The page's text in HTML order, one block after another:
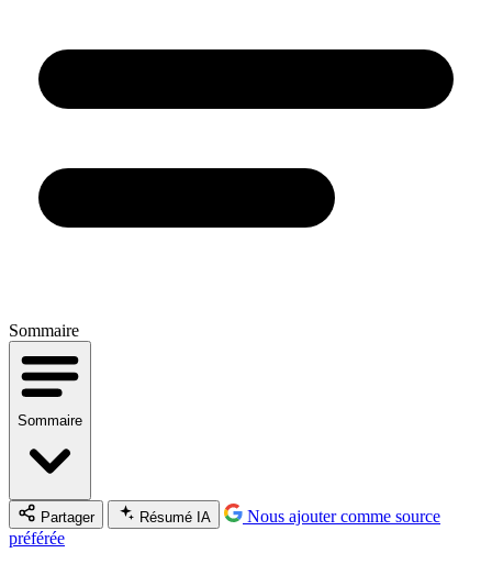
Sommaire
Sommaire
Partager Résumé IA
Nous ajouter comme source
préférée